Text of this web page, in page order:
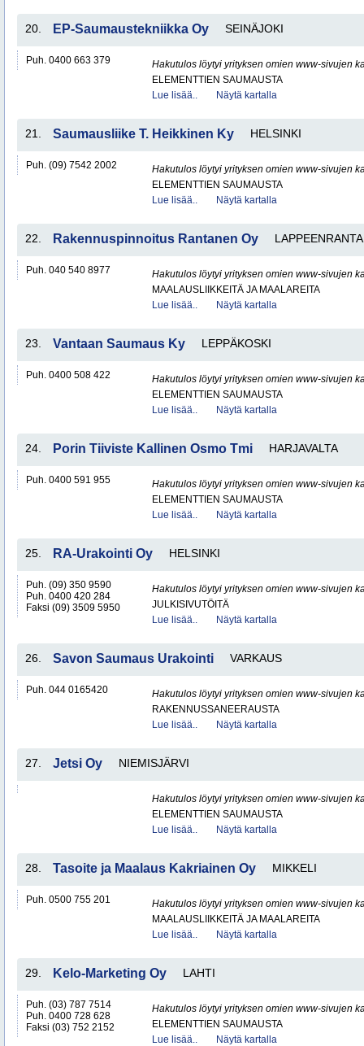
20. EP-Saumaustekniikka Oy SEINÄJOKI
Puh. 0400 663 379
Hakutulos löytyi yrityksen omien www-sivujen
ELEMENTTIEN SAUMAUSTA
Lue lisää..
Näytä kartalla
21. Saumausliike T. Heikkinen Ky HELSINKI
Puh. (09) 7542 2002
Hakutulos löytyi yrityksen omien www-sivujen
ELEMENTTIEN SAUMAUSTA
Lue lisää..
Näytä kartalla
22. Rakennuspinnoitus Rantanen Oy LAPPEENRANTA
Puh. 040 540 8977
Hakutulos löytyi yrityksen omien www-sivujen
MAALAUSLIIKKEITÄ JA MAALAREITA
Lue lisää..
Näytä kartalla
23. Vantaan Saumaus Ky LEPPÄKOSKI
Puh. 0400 508 422
Hakutulos löytyi yrityksen omien www-sivujen
ELEMENTTIEN SAUMAUSTA
Lue lisää..
Näytä kartalla
24. Porin Tiiviste Kallinen Osmo Tmi HARJAVALTA
Puh. 0400 591 955
Hakutulos löytyi yrityksen omien www-sivujen
ELEMENTTIEN SAUMAUSTA
Lue lisää..
Näytä kartalla
25. RA-Urakointi Oy HELSINKI
Puh. (09) 350 9590
Puh. 0400 420 284
Faksi (09) 3509 5950
Hakutulos löytyi yrityksen omien www-sivujen
JULKISIVUTÖITÄ
Lue lisää..
Näytä kartalla
26. Savon Saumaus Urakointi VARKAUS
Puh. 044 0165420
Hakutulos löytyi yrityksen omien www-sivujen
RAKENNUSSANEERAUSTA
Lue lisää..
Näytä kartalla
27. Jetsi Oy NIEMISJÄRVI
Hakutulos löytyi yrityksen omien www-sivujen
ELEMENTTIEN SAUMAUSTA
Lue lisää..
Näytä kartalla
28. Tasoite ja Maalaus Kakriainen Oy MIKKELI
Puh. 0500 755 201
Hakutulos löytyi yrityksen omien www-sivujen
MAALAUSLIIKKEITÄ JA MAALAREITA
Lue lisää..
Näytä kartalla
29. Kelo-Marketing Oy LAHTI
Puh. (03) 787 7514
Puh. 0400 728 628
Faksi (03) 752 2152
Hakutulos löytyi yrityksen omien www-sivujen
ELEMENTTIEN SAUMAUSTA
Lue lisää..
Näytä kartalla